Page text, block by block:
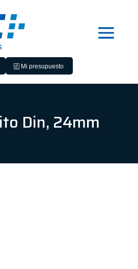
Mi presupuesto
Din, 24mm